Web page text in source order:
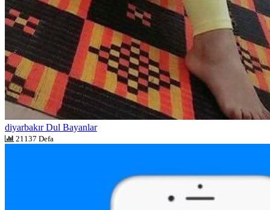
diyarbakır Dul Bayanlar
21137 Defa